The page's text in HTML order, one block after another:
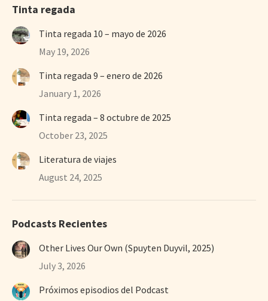
Tinta regada
Tinta regada 10 – mayo de 2026
May 19, 2026
Tinta regada 9 – enero de 2026
January 1, 2026
Tinta regada – 8 octubre de 2025
October 23, 2025
Literatura de viajes
August 24, 2025
Podcasts Recientes
Other Lives Our Own (Spuyten Duyvil, 2025)
July 3, 2026
Próximos episodios del Podcast